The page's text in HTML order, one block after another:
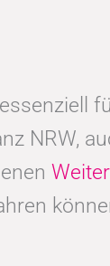
NRW,